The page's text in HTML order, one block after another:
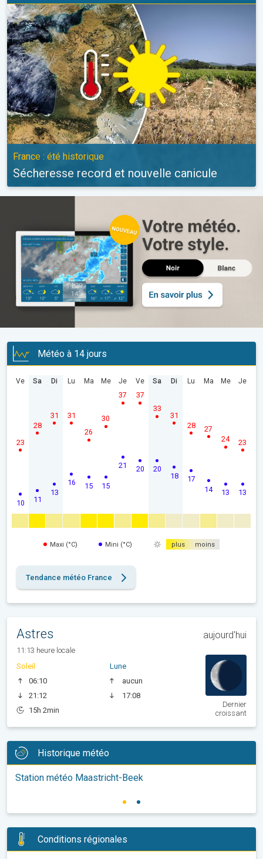
Sécheresse record et nouvelle canicule. France : été
France : été historique
Sécheresse record et nouvelle canicule
Météo à 14 jours
Ve
10
23
Sa
11
28
Di
13
31
Lu
16
31
Ma
15
26
Me
15
30
Je
21
37
Ve
20
37
Sa
20
33
Di
18
31
Lu
17
28
Ma
14
27
Me
13
24
Je
13
23
Maxi (°C) Mini (°C) plus moins
Tendance météo France
Astres aujourd'hui
11:13 heure locale
Soleil
06:10
21:12
15h 2min
Lune
aucun
17:08
Dernier
croissant
Historique météo
Station météo Maastricht-Beek
Conditions régionales